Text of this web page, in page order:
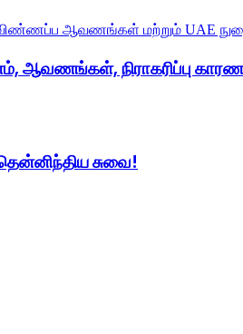
ஆவணங்கள், நிராகரிப்பு
சுவை!